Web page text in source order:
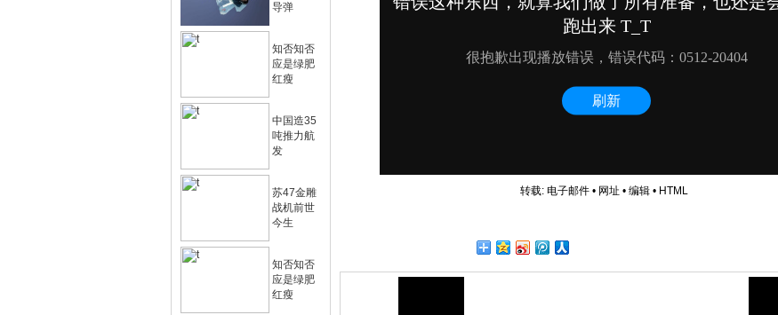
导弹
知否知否
应是绿肥
红瘦
中国造35
吨推力航
发
苏47金雕
战机前世
今生
知否知否
应是绿肥
红瘦
转载: 电子邮件• 网址 • 编辑• HTML